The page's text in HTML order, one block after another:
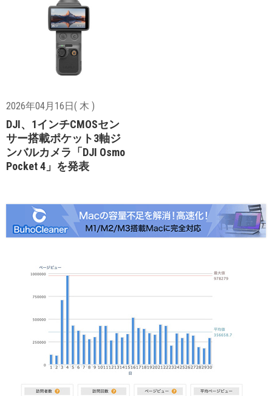
2026年04月16日( 木 )
DJI、1インチCMOSセン
サー搭載ポケット3軸ジ
ンバルカメラ「DJI Osmo
Pocket 4」を発表